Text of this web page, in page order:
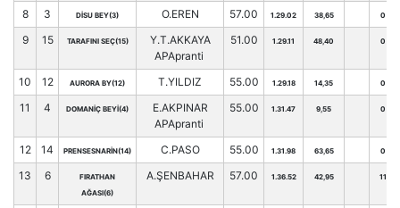
8 3 DİSU BEY(3) O.EREN 57.00 1.29.02 38,65 0
9 15 TARAFINI SEÇ(15)
Y.T.AKKAYA
APApranti
51.00 1.29.11 48,40 0
10 12 AURORA BY(12) T.YILDIZ 55.00 1.29.18 14,35 0
11 4 DOMANİÇ BEYİ(4)
E.AKPINAR
APApranti
55.00 1.31.47 9,55 0
12 14 PRENSESNARİN(14) C.PASO 55.00 1.31.98 63,65 0
13 6
FIRATHAN
AĞASI(6)
A.ŞENBAHAR 57.00 1.36.52 42,95 11